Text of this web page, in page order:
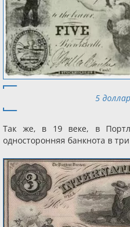
5
Так же, в 19 веке, в
односторонняя банкнота в